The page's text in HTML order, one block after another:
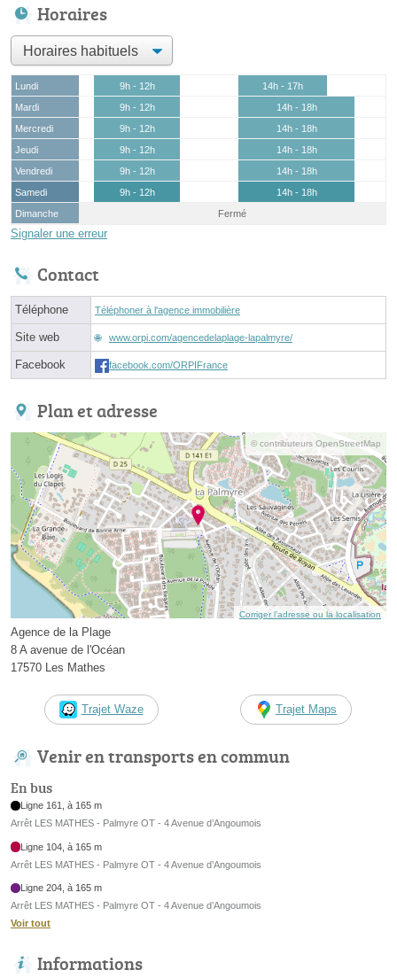
Horaires
Lundi 9h - 12h
14h - 17h
Mardi
9h - 12h
14h - 18h
Mercredi
9h - 12h
14h - 18h
Jeudi
9h - 12h
14h - 18h
Vendredi
9h - 12h
14h - 18h
Samedi
9h - 12h
14h - 18h
Dimanche
Fermé
Signaler une erreur
Contact
Téléphone Téléphoner à l'agence immobilière
Site web www.orpi.com/agencedelaplage-lapalmyre/
Facebook facebook.com/ORPIFrance
Plan et adresse
© contributeurs OpenStreetMap
Corriger l’adresse ou la localisation
Agence de la Plage
8 A avenue de l'Océan
17570 Les Mathes
Trajet Waze Trajet Maps
Venir en transports en commun
En bus
Ligne 161, à 165 m
Arrêt LES MATHES - Palmyre OT - 4 Avenue d’Angoumois
Ligne 104, à 165 m
Arrêt LES MATHES - Palmyre OT - 4 Avenue d’Angoumois
Ligne 204, à 165 m
Arrêt LES MATHES - Palmyre OT - 4 Avenue d’Angoumois
Voir tout
Informations